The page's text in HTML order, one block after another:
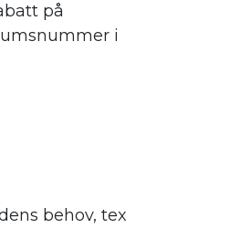
på
i
behov, tex